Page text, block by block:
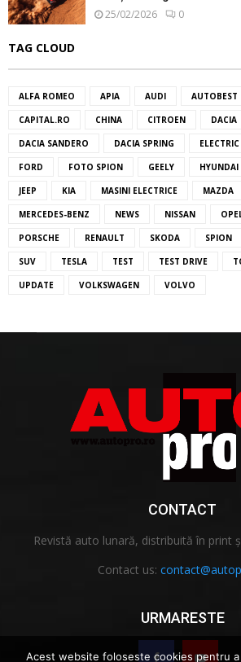
25/02/2026 0
TAG CLOUD
ALFA ROMEO APIA AUDI AUTOBEST
CAPITAL.RO CHINA CITROEN DACIA
DACIA SANDERO DACIA SPRING ELECTRIC
FORD FOTO SPION GEELY HYUNDAI
JEEP KIA MASINI ELECTRICE MAZDA
MERCEDES-BENZ NEWS NISSAN
PORSCHE RENAULT SKODA SPION
SUV TESLA TEST TEST DRIVE
UPDATE VOLKSWAGEN VOLVO
CONTACT
Revistă auto lunară, distribuită în print
Contact us:
URMARESTE
Acest website foloseste cookies pentru